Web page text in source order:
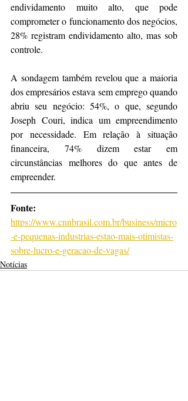
endividamento muito alto, que pode
comprometer o funcionamento dos negócios,
28% registram endividamento alto, mas sob
controle.
A sondagem também revelou que a maioria
dos empresários estava sem emprego quando
abriu seu negócio: 54%, o que, segundo
Joseph Couri, indica um empreendimento
por necessidade. Em relação à situação
financeira, 74% dizem estar em
circunstâncias melhores do que antes de
empreender.
https://www.cnnbrasil.com.br/business/micro
-e-pequenas-industrias-estao-mais-otimistas-
sobre-lucro-e-geracao-de-vagas/
Notícias